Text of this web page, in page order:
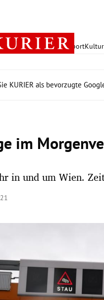
PolitikWirtschaft SportKultur
KURIER als bevorzugte
im
in und um Wien.
öffnen/schließen